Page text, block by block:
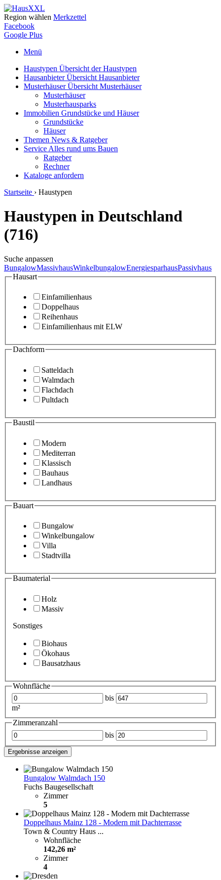
Region wählen Merkzettel
Facebook
Google Plus
Menü
Haustypen Übersicht der Haustypen
HausanbieterÜbersicht Hausanbieter
MusterhäuserÜbersicht Musterhäuser
Musterhäuser
Musterhausparks
Immobilien Grundstücke und Häuser
Grundstücke
Häuser
Themen News & Ratgeber
Service Alles rund ums Bauen
Ratgeber
Rechner
Kataloge anfordern
Startseite › Haustypen
Haustypen in Deutschland
(716)
Suche anpassen
BungalowMassivhausWinkelbungalowEnergiesparhausPassivhaus
Hausart
Einfamilienhaus
Doppelhaus
Reihenhaus
Einfamilienhaus mit ELW
Dachform
Satteldach
Walmdach
Flachdach
Pultdach
Baustil
Modern
Mediterran
Klassisch
Bauhaus
Landhaus
Bauart
Bungalow
Winkelbungalow
Villa
Stadtvilla
Baumaterial
Holz
Massiv
Sonstiges
Biohaus
Ökohaus
Bausatzhaus
Wohnfläche
bis
m²
Zimmeranzahl
bis
Ergebnisse anzeigen
Bungalow Walmdach 150
Fuchs Baugesellschaft
Zimmer
5
Doppelhaus Mainz 128 - Modern mit Dachterrasse
Town & Country Haus ...
Wohnfläche
142,26 m²
Zimmer
4